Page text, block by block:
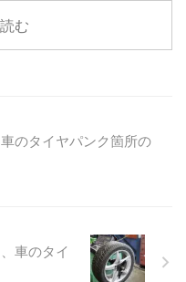
む
のタイヤパンク箇所の
車のタイ